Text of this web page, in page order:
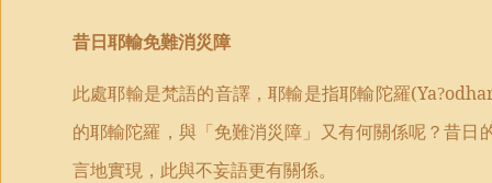
昔日耶輸免難消災障
此處耶輸是梵語的音譯，耶輸是指耶輸陀羅(Ya?
的耶輸陀羅，與「免難消災障」又有何關係呢？昔
言地實現，此與不妄語更有關係。